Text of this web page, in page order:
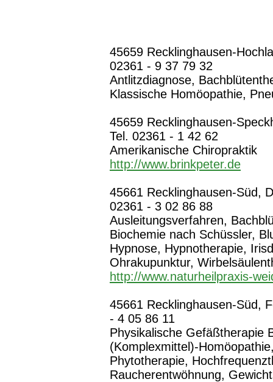
45659 Recklinghausen-
02361 - 9 37 79 32
Antlitzdiagnose,
Klassische Homöopathie,
45659 Recklinghausen-
Tel. 02361 - 1 42 62
Amerikanische Chiropraktik
http://www.brinkpeter.de
45661 Recklinghausen-Süd,
02361 - 3 02 86 88
Ausleitungsverfahren,
Biochemie nach Schüssler,
Hypnose, Hypnotherapie,
Ohrakupunktur,
http://www.naturheilpraxis-
45661 Recklinghausen-Süd,
- 4 05 86 11
Physikalische Gefäßtherapie
(Komplexmittel)-
Phytotherapie,
Raucherentwöhnung,